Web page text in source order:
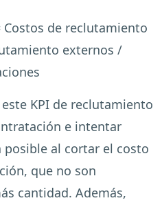
de reclutamiento
externos /
KPI de reclutamiento
e intentar
al cortar el costo
que no son
cantidad. Además,